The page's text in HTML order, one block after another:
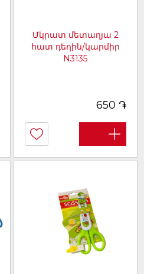
Մկրատ մետաղյա 2
հատ դեղին/կարմիր
N3135
650 ֏